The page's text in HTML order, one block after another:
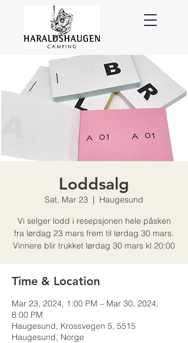
Loddsalg
Sat, Mar 23
  |
Haugesund
Vi selger lodd i resepsjonen hele påsken
fra lørdag 23 mars frem til lørdag 30 mars.
Vinnere blir trukket lørdag 30 mars kl 20:00
Time & Location
Mar 23, 2024, 1:00 PM – Mar 30, 2024,
8:00 PM
Haugesund, Krossvegen 5, 5515
Haugesund, Norge